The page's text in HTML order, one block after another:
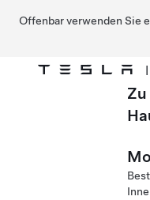
Offenbar verwenden Sie
|
Zu